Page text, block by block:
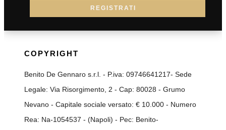
REGISTRATI
COPYRIGHT
Benito De Gennaro s.r.l. - P.iva: 09746641217- Sede
Legale: Via Risorgimento, 2 - Cap: 80028 - Grumo
Nevano - Capitale sociale versato: € 10.000 - Numero
Rea: Na-1054537 - (Napoli) - Pec: Benito-